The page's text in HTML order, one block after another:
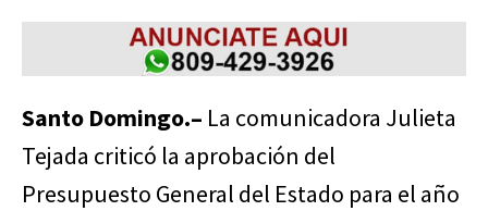
Santo Domingo.– La comunicadora Julieta
Tejada criticó la aprobación del
Presupuesto General del Estado para el año